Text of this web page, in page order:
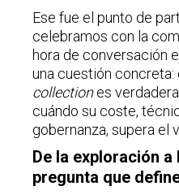
Ese fue el punto de
celebramos con la
hora de conversación
una cuestión concreta:
collectiones
cuándo su coste,
gobernanza, supera el
De la exploración a
pregunta que